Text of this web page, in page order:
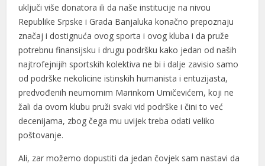
uključi više donatora ili da naše institucije na nivou
Republike Srpske i Grada Banjaluka konačno prepoznaju
značaj i dostignuća ovog sporta i ovog kluba i da pruže
potrebnu finansijsku i drugu podršku kako jedan od naših
najtrofejnijih sportskih kolektiva ne bi i dalje zavisio samo
od podrške nekolicine istinskih humanista i entuzijasta,
predvođenih neumornim Marinkom Umičevićem, koji ne
žali da ovom klubu pruži svaki vid podrške i čini to već
decenijama, zbog čega mu uvijek treba odati veliko
poštovanje.
Ali, zar možemo dopustiti da jedan čovjek sam nastavi da